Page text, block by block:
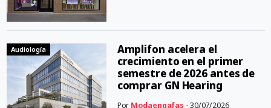
Audiología
Amplifon acelera el
crecimiento en el primer
semestre de 2026 antes de
comprar GN Hearing
Por Modaengafas - 30/07/2026